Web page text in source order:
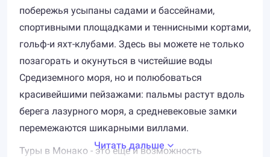
побережья усыпаны садами и бассейнами,
спортивными площадками и теннисными кортами,
гольф-и яхт-клубами. Здесь вы можете не только
позагорать и окунуться в чистейшие воды
Средиземного моря, но и полюбоваться
красивейшими пейзажами: пальмы растут вдоль
берега лазурного моря, а средневековые замки
перемежаются шикарными виллами.
Туры в Монако - это еще и возможность
Читать дальше